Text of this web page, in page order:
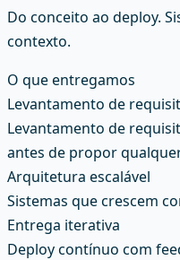
Do conceito ao deploy.
contexto.
O que entregamos
Levantamento de
Levantamento de
antes de propor
Arquitetura escalável
Sistemas que crescem
Entrega iterativa
Deploy contínuo com